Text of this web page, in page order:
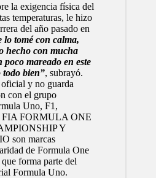
la exigencia física del
temperaturas, le hizo
del año pasado en
lo tomé con calma,
hecho con mucha
mareado en este
todo bien”, subrayó.
y no guarda
con el grupo
Uno, F1,
FORMULA ONE
Y
son marcas
de Formula One
forma parte del
Formula Uno.